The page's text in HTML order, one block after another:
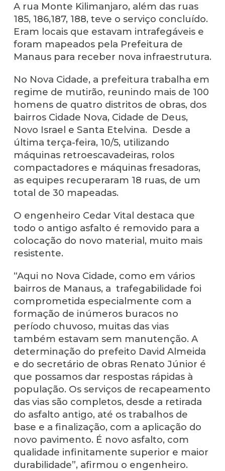
A rua Monte Kilimanjaro, além das ruas
185, 186,187, 188, teve o serviço concluído.
Eram locais que estavam intrafegáveis e
foram mapeados pela Prefeitura de
Manaus para receber nova infraestrutura.
No Nova Cidade, a prefeitura trabalha em
regime de mutirão, reunindo mais de 100
homens de quatro distritos de obras, dos
bairros Cidade Nova, Cidade de Deus,
Novo Israel e Santa Etelvina. Desde a
última terça-feira, 10/5, utilizando
máquinas retroescavadeiras, rolos
compactadores e máquinas fresadoras,
as equipes recuperaram 18 ruas, de um
total de 30 mapeadas.
O engenheiro Cedar Vital destaca que
todo o antigo asfalto é removido para a
colocação do novo material, muito mais
resistente.
“Aqui no Nova Cidade, como em vários
bairros de Manaus, a trafegabilidade foi
comprometida especialmente com a
formação de inúmeros buracos no
período chuvoso, muitas das vias
também estavam sem manutenção. A
determinação do prefeito David Almeida
e do secretário de obras Renato Júnior é
que possamos dar respostas rápidas à
população. Os serviços de recapeamento
das vias são completos, desde a retirada
do asfalto antigo, até os trabalhos de
base e a finalização, com a aplicação do
novo pavimento. É novo asfalto, com
qualidade infinitamente superior e maior
durabilidade”, afirmou o engenheiro.